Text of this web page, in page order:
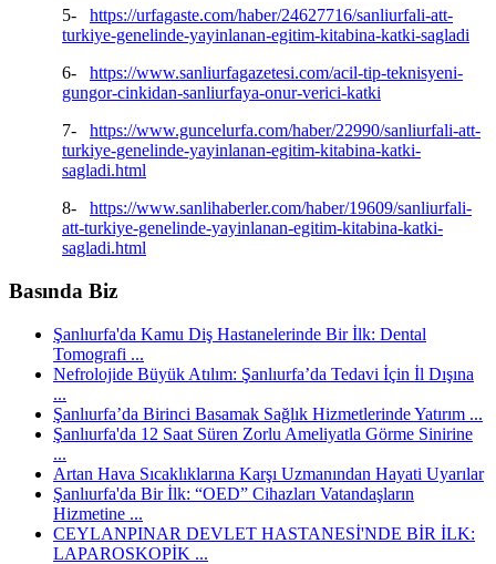
5-
https://urfagaste.com/haber/24627716/sanliurfali-att-
turkiye-genelinde-yayinlanan-egitim-kitabina-katki-sagladi
6-
https://www.sanliurfagazetesi.com/acil-tip-teknisyeni-
gungor-cinkidan-sanliurfaya-onur-verici-katki
7-
https://www.guncelurfa.com/haber/22990/sanliurfali-att-
turkiye-genelinde-yayinlanan-egitim-kitabina-katki-
sagladi.html
8-
https://www.sanlihaberler.com/haber/19609/sanliurfali-
att-turkiye-genelinde-yayinlanan-egitim-kitabina-katki-
sagladi.html
Basında Biz
Şanlıurfa'da Kamu Diş Hastanelerinde Bir İlk: Dental
Tomografi ...
Nefrolojide Büyük Atılım: Şanlıurfa’da Tedavi İçin İl Dışına
...
Şanlıurfa’da Birinci Basamak Sağlık Hizmetlerinde Yatırım ...
Şanlıurfa'da 12 Saat Süren Zorlu Ameliyatla Görme Sinirine
...
Artan Hava Sıcaklıklarına Karşı Uzmanından Hayati Uyarılar
Şanlıurfa'da Bir İlk: “OED” Cihazları Vatandaşların
Hizmetine ...
CEYLANPINAR DEVLET HASTANESİ'NDE BİR İLK:
LAPAROSKOPİK ...